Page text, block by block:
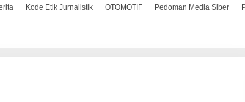
Kode Etik Jurnalistik OTOMOTIF Pedoman Media Siber